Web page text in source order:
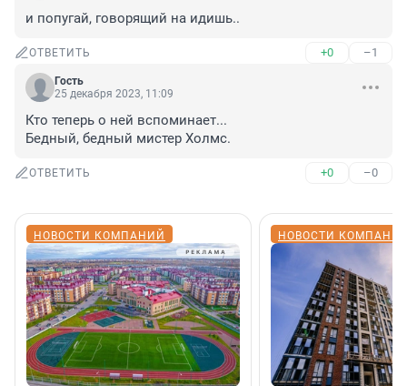
и попугай, говорящий на идишь..
ОТВЕТИТЬ +0 –1
Гость
25 декабря 2023, 11:09
Кто теперь о ней вспоминает...
Бедный, бедный мистер Холмс.
ОТВЕТИТЬ +0 –0
НОВОСТИ КОМПАНИЙ НОВОСТИ